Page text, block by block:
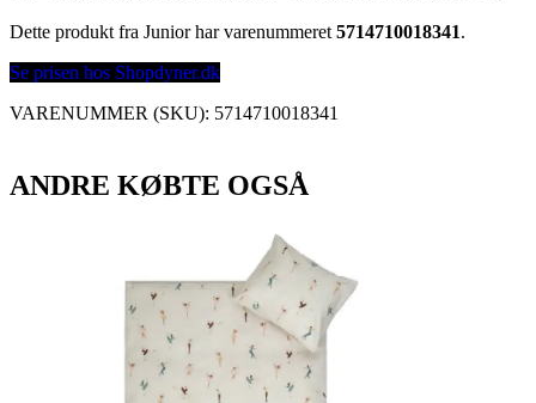
Dette produkt fra Junior har varenummeret 5714710018341.
Se prisen hos Shopdyner.dk
VARENUMMER (SKU): 5714710018341
ANDRE KØBTE OGSÅ